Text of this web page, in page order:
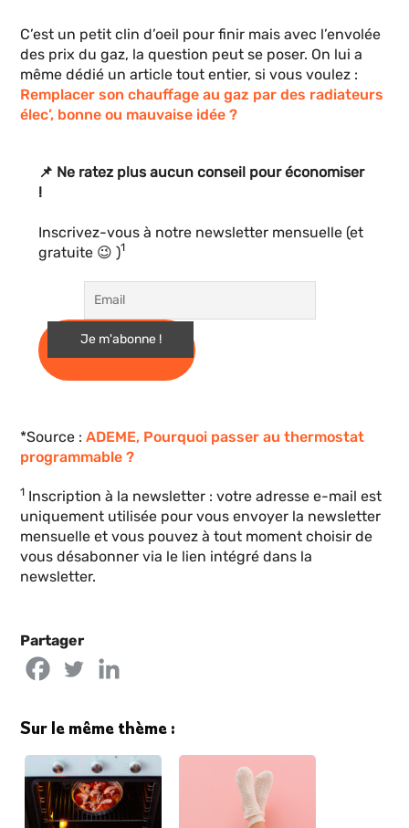
C’est un petit clin d’oeil pour finir mais avec l’envolée
des prix du gaz, la question peut se poser. On lui a
même dédié un article tout entier, si vous voulez :
Remplacer son chauffage au gaz par des radiateurs
élec’, bonne ou mauvaise idée ?
📌 Ne ratez plus aucun conseil pour économiser
!
Inscrivez-vous à notre newsletter mensuelle (et
gratuite 😉 )1
*Source :ADEME, Pourquoi passer au thermostat
programmable ?
1 Inscription à la newsletter : votre adresse e-mail est
uniquement utilisée pour vous envoyer la newsletter
mensuelle et vous pouvez à tout moment choisir de
vous désabonner via le lien intégré dans la
newsletter.
Partager
Sur le même thème :